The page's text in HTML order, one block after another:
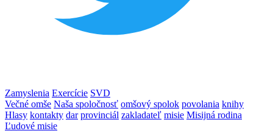
Zamyslenia Exercície SVD
Večné omše Naša spoločnosť omšový spolok povolania knihy
Hlasy kontakty dar provinciál zakladateľ misie Misijná rodina
Ľudové misie